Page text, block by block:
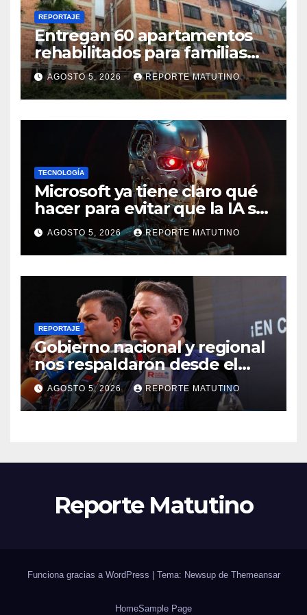
REPORTAJE
Entregan 60 apartamentos
rehabilitados para familias
del urbanismo Ana Victoria
en La Guaira
AGOSTO 5, 2026 REPORTE MATUTINO
TECNOLOGÍA
Microsoft ya tiene claro qué
hacer para evitar que la IA se
salga de control
AGOSTO 5, 2026 REPORTE MATUTINO
REPORTAJE
Gobierno nacional y regional
nos respaldaron desde el
primer momento tras
terremotos del 24J
AGOSTO 5, 2026 REPORTE MATUTINO
Reporte Matutino
Funciona gracias a WordPress Tema: Newsup de Themeansar
HomeSample Page